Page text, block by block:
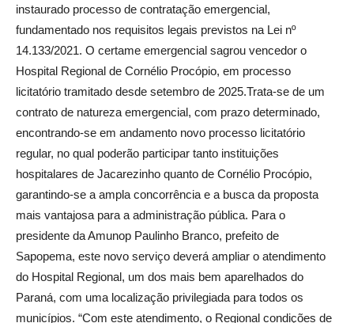
instaurado processo de contratação emergencial,
fundamentado nos requisitos legais previstos na Lei nº
14.133/2021. O certame emergencial sagrou vencedor o
Hospital Regional de Cornélio Procópio, em processo
licitatório tramitado desde setembro de 2025.Trata-se de um
contrato de natureza emergencial, com prazo determinado,
encontrando-se em andamento novo processo licitatório
regular, no qual poderão participar tanto instituições
hospitalares de Jacarezinho quanto de Cornélio Procópio,
garantindo-se a ampla concorrência e a busca da proposta
mais vantajosa para a administração pública. Para o
presidente da Amunop Paulinho Branco, prefeito de
Sapopema, este novo serviço deverá ampliar o atendimento
do Hospital Regional, um dos mais bem aparelhados do
Paraná, com uma localização privilegiada para todos os
municípios. “Com este atendimento, o Regional condições de